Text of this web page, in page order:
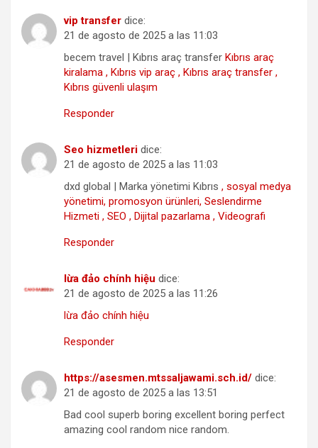
vip transfer dice:
21 de agosto de 2025 a las 11:03
becem travel | Kıbrıs araç transfer Kıbrıs araç
kiralama , Kıbrıs vip araç , Kıbrıs araç transfer ,
Kıbrıs güvenli ulaşım
Responder
Seo hizmetleri dice:
21 de agosto de 2025 a las 11:03
dxd global | Marka yönetimi Kıbrıs , sosyal medya
yönetimi, promosyon ürünleri, Seslendirme
Hizmeti , SEO , Dijital pazarlama , Videografi
Responder
lừa đảo chính hiệu dice:
21 de agosto de 2025 a las 11:26
lừa đảo chính hiệu
Responder
https://asesmen.mtssaljawami.sch.id/ dice:
21 de agosto de 2025 a las 13:51
Bad cool superb boring excellent boring perfect
amazing cool random nice random.